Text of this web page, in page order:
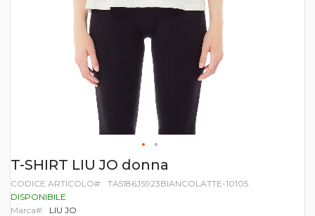
Vai
all'inizio
della
galleria
di
T-SHIRT LIU JO donna
CODICE ARTICOLO
TA5186JS923BIANCOLATTE-10105
DISPONIBILE
Marca
LIU JO